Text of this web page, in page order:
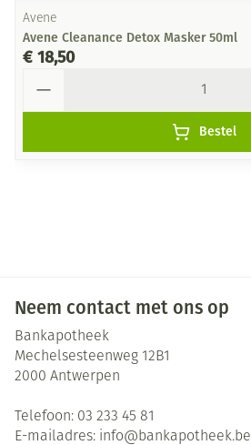
Avene
Avene Cleanance Detox Masker 50ml
€ 18,50
Bestel
Neem contact met ons op
Bankapotheek
Mechelsesteenweg 12B1
2000 Antwerpen
Telefoon: 03 233 45 81
E-mailadres: info@bankapotheek.be